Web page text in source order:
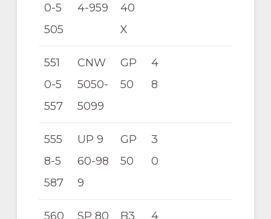
0-5
505
4-959
40
X
551
0-5
557
CNW
5050-
5099
GP
50
4
8
555
8-5
587
UP 9
60-98
9
GP
50
3
0
560
SP 80
B3
4